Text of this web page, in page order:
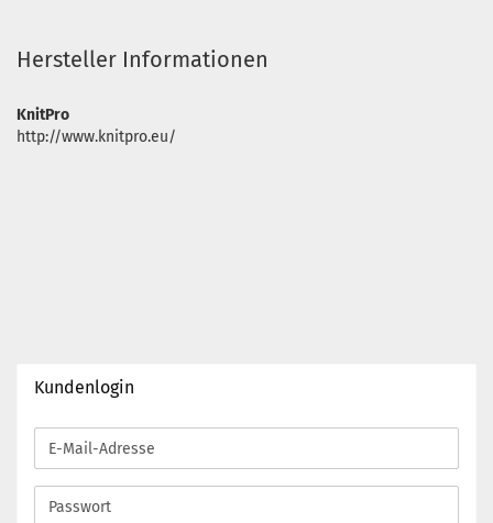
Hersteller Informationen
KnitPro
http://www.knitpro.eu/
Kundenlogin
E-
Mail-
Adresse
Passwort